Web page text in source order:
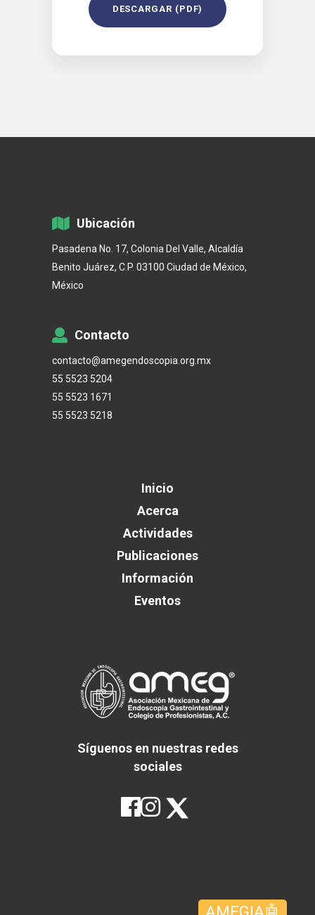
DESCARGAR (PDF)
Ubicación
Pasadena No. 17, Colonia Del Valle, Alcaldía
Benito Juárez, C.P. 03100 Ciudad de México,
México
Contacto
contacto@amegendoscopia.org.mx
55 5523 5204
55 5523 1671
55 5523 5218
Inicio
Acerca
Actividades
Publicaciones
Información
Eventos
Síguenos en nuestras redes
sociales